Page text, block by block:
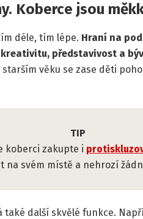
Koberce jsou
déle, tím lépe. Hraní na
představivost a
věku se zase děti
TIP
koberci zakupte i
na svém místě a nehrozí
také další skvělé funkce.